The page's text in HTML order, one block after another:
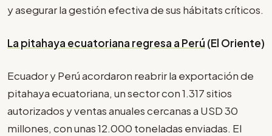
y asegurar la gestión efectiva de sus hábitats críticos.
La pitahaya ecuatoriana regresa a Perú (El Oriente)
Ecuador y Perú acordaron reabrir la exportación de
pitahaya ecuatoriana, un sector con 1.317 sitios
autorizados y ventas anuales cercanas a USD 30
millones, con unas 12.000 toneladas enviadas. El